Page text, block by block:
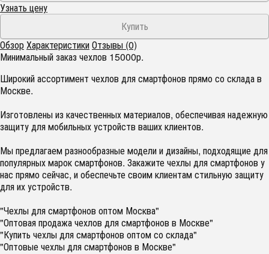
Узнать цену
ОбзорХарактеристикиОтзывы (0)
Минимальный заказ чехлов 15000р.
Широкий ассортимент чехлов для смартфонов прямо со склада в
Москве.
Изготовлены из качественных материалов, обеспечивая надежную
защиту для мобильных устройств ваших клиентов.
Мы предлагаем разнообразные модели и дизайны, подходящие для
популярных марок смартфонов. Закажите чехлы для смартфонов у
нас прямо сейчас, и обеспечьте своим клиентам стильную защиту
для их устройств.
"Чехлы для смартфонов оптом Москва"
"Оптовая продажа чехлов для смартфонов в Москве"
"Купить чехлы для смартфонов оптом со склада"
"Оптовые чехлы для смартфонов в Москве"